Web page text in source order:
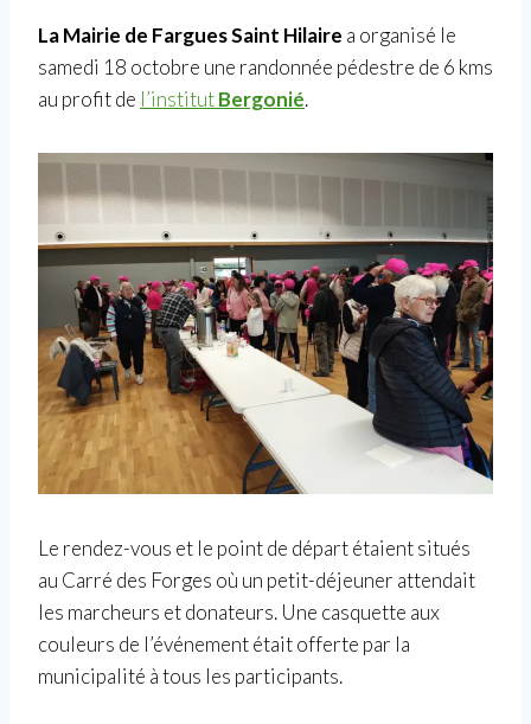
La Mairie de Fargues Saint Hilaire a organisé le
samedi 18 octobre une randonnée pédestre de 6 kms
au profit de l’institutBergonié.
Le rendez-vous et le point de départ étaient situés
au Carré des Forges où un petit-déjeuner attendait
les marcheurs et donateurs. Une casquette aux
couleurs de l’événement était offerte par la
municipalité à tous les participants.